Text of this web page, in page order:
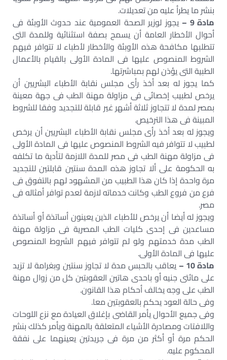
بنشر ما يطرأ عليه من تعديلات.
مادة 9 –
يجوز لوزير الصحة العمومية عند حدوث الأوبئة فى
أحوال الأخطار العامة أن يسمح بصفة استثنائية وللمدة التى
تتطلبها مكافحة هذه الأوبئة والأخطار لأطباء لا تتوافر فيهم
الشروط المنصوص عليها فى المادة الأولى بالقيام بالأعمال
الطبية التى يؤذن لهم بمباشرتها.
كما يجوز له بعد أخذ رأى مجلس نقابة الأطباء البشريين أن
يرخص لطبيب إخصائى فى مزاولة مهنة الطب فى جهة معينة
بمصر لمدة لا تتجاوز ثلاثة أشهر غير قابلة للتجديد وفقا للشروط
المبينة فى هذا الترخيص.
ويجوز له بعد أخذ رأى مجلس نقابة الأطباء البشريين أن يرخص
لطبيب لا تتوافر فيه الشروط المنصوص عليها فى المادة الأولى
فى مزاولة مهنة الطب فى مصر للمدة اللازمة لتأدية ما تكلفه
به الحكومة على ألا تجاوز هذه المدة سنتين قابلتين للتجديد
مرة واحدة إذا كان هذا الطبيب من المشهود لهم بالتفوق فى
فرع من فروع الطب وكانت خدماته لازمة لعدم توافر أمثاله فى
مصر.
ويجوز له أيضا أن يرخص للأطباء الذين يعينون أساتذة أو أساتذة
مساعدين فى إحدى كليات الطب المصرية فى مزاولة مهنة
الطب مدة خدمتهم ولو لم تتوافر فيهم الشروط المنصوص
عليها فى المادة الأولى.
مادة 10 –
يعاقب بالحبس مدة لا تجاوز سنتين وبغرامة لا تزيد
على مائتى جنيه أو باحدى هاتين العقوبتين كل من زوال مهنة
الطب على وجه يخالف أحكام هذا القانون.
وفى حالة العود يحكم بالعقوبتين معا.
وفى جميع الأحوال يأمر القاضى بإغلاق العيادة مع نزع اللوحات
واللافتات ومصادرة الأشياء المتعلقة بالمهنة ويأمر كذلك بنشر
الحكم مرة أو أكثر من مرة فى جريدتين يعينهما على نفقة
المحكوم عليه.